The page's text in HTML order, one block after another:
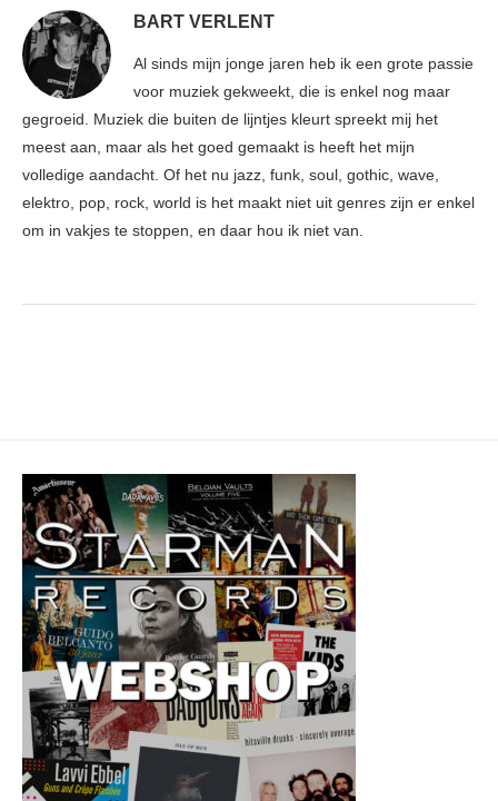
BART VERLENT
Al sinds mijn jonge jaren heb ik een grote passie
voor muziek gekweekt, die is enkel nog maar
gegroeid. Muziek die buiten de lijntjes kleurt spreekt mij het
meest aan, maar als het goed gemaakt is heeft het mijn
volledige aandacht. Of het nu jazz, funk, soul, gothic, wave,
elektro, pop, rock, world is het maakt niet uit genres zijn er enkel
om in vakjes te stoppen, en daar hou ik niet van.